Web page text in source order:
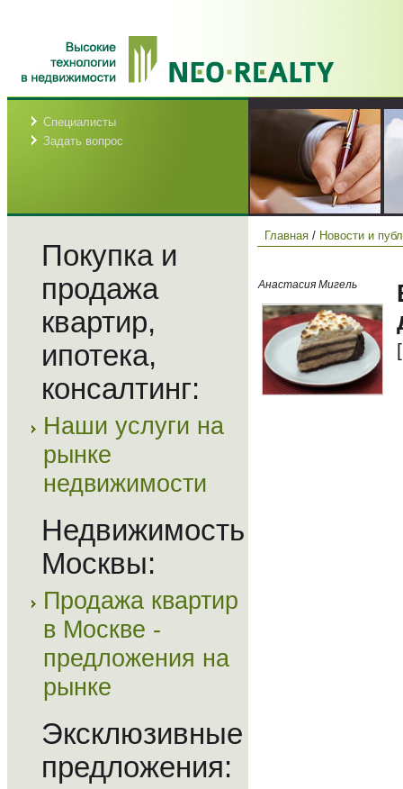
Специалисты
Задать вопрос
Покупка и
продажа
квартир,
ипотека,
консалтинг:
Наши услуги на
рынке
недвижимости
Недвижимость
Москвы:
Продажа квартир
в Москве -
предложения на
рынке
Эксклюзивные
предложения:
Главная / Новости и
Анастасия Мигель